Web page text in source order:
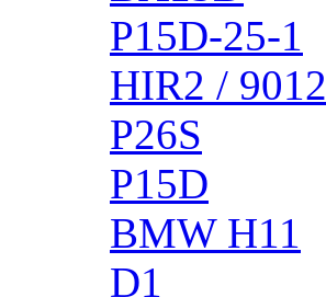
P15D-25-1
HIR2 / 9012
P26S
P15D
BMW H11
D1